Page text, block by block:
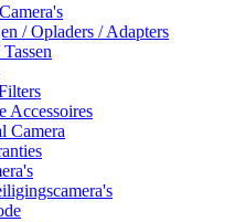
/ Opladers / Adapters
Accessoires
Camera